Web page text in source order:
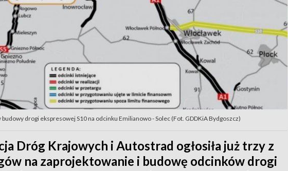
drogi ekspresowej S10 na odcinku Emilianowo - Solec (Fot. GDDKiA Bydgoszcz)
Dróg Krajowych i Autostrad ogłosiła już trzy z
na zaprojektowanie i budowę odcinków drogi